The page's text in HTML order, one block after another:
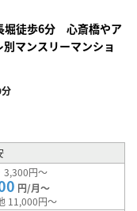
堀徒歩6分 心斎橋やア
マンスリーマンショ
3,300円～
円/月～
11,000円～